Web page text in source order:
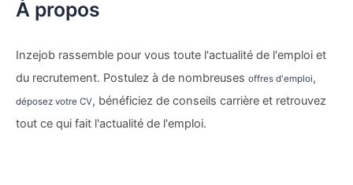
À propos
Inzejob rassemble pour vous toute l'actualité de l'emploi et
du recrutement. Postulez à de nombreuses offres d'emploi,
déposez votre CV, bénéficiez de conseils carrière et retrouvez
tout ce qui fait l'actualité de l'emploi.